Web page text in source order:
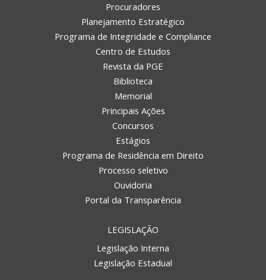
Procuradores
Planejamento Estratégico
Programa de Integridade e Compliance
Centro de Estudos
Revista da PGE
Biblioteca
Memorial
Principais Ações
Concursos
Estágios
Programa de Residência em Direito
Processo seletivo
Ouvidoria
Portal da Transparência
LEGISLAÇÃO
Legislação Interna
Legislação Estadual